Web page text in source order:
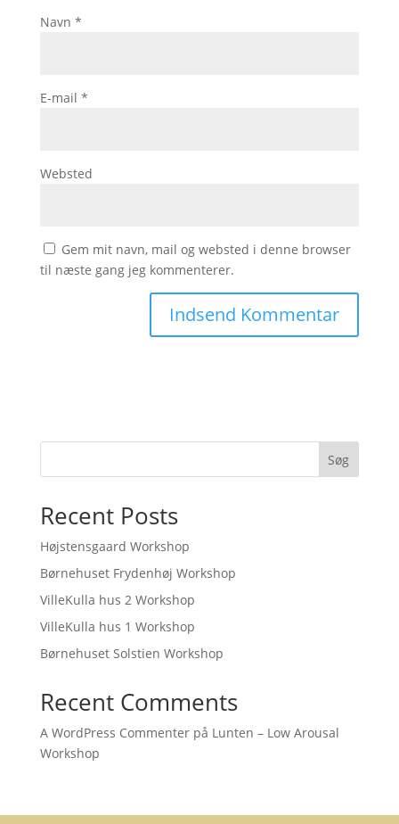
Navn *
E-mail *
Websted
Gem mit navn, mail og websted i denne browser
til næste gang jeg kommenterer.
Søg
Recent Posts
Højstensgaard Workshop
Børnehuset Frydenhøj Workshop
VilleKulla hus 2 Workshop
VilleKulla hus 1 Workshop
Børnehuset Solstien Workshop
Recent Comments
A WordPress Commenterpå Lunten – Low Arousal
Workshop